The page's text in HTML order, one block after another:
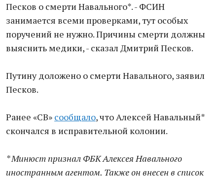
Песков о смерти Навального*. - ФСИН
занимается всеми проверками, тут особых
поручений не нужно. Причины смерти должны
выяснить медики, - сказал Дмитрий Песков.
Путину доложено о смерти Навального, заявил
Песков.
Ранее «СВ» сообщало, что Алексей Навальный*
скончался в исправительной колонии.
* Минюст признал ФБК Алексея Навального
иностранным агентом. Также он внесен в список